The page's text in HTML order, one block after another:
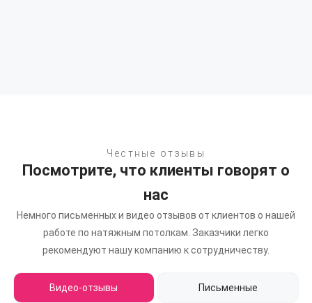
Честные отзывы
Посмотрите, что клиенты говорят о
нас
Немного письменных и видео отзывов от клиентов о нашей
работе по натяжным потолкам. Заказчики легко
рекомендуют нашу компанию к сотрудничеству.
Видео-отзывы Письменные